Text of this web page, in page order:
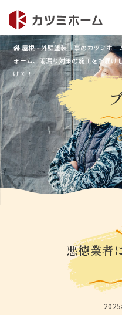
屋根・外壁塗装工事のカツミホ
ォーム、雨漏り対策の施工をお届け
けて！
悪徳業者